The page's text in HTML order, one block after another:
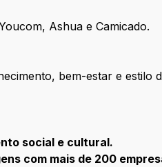
Ashua e Camicado.
bem-estar e estilo
social e cultural.
com mais de 200